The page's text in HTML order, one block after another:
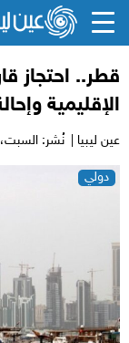
قطر.. احتجاز
الإقليمية
عين ليبيا | نُشر: السبت،
دولي